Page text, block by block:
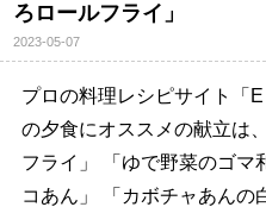
ろロールフライ」
2023-05-07
プロの料理レシピサイト「
の夕食にオススメの献立は
フライ」 「ゆで野菜のゴマ
コあん」 「カボチャあんの